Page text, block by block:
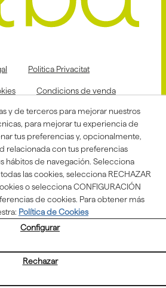
Politica Privacitat
Condicions de venda
d'accessibilitat
de denuncias
impulsada i subvencionada pel
i Treball i finançada pel Fons
part de la resposta de la Unió
de COVID-19.
y de terceros para mejorar nuestros
para mejorar tu experiencia de
tus preferencias y, opcionalmente,
relacionada con tus preferencias
hábitos de navegación. Selecciona
las cookies, selecciona RECHAZAR
o selecciona CONFIGURACIÓN
de cookies. Para obtener más
Política de Cookies
Configurar
Rechazar